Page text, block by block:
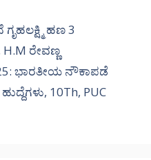
ಹಣ 3
ರೇವಣ್ಣ
ಭಾರತೀಯ ನೌಕಾಪಡೆ
10Th, PUC